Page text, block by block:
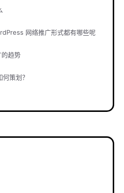
网络推广形式都有哪些呢
趋势
策划？